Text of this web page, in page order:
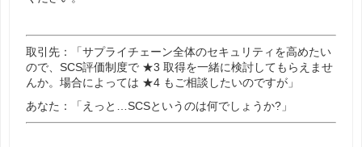
取引先：「サプライチェーン全体のセキュリティを高めたい
ので、SCS評価制度で ★3 取得を一緒に検討してもらえませ
んか。場合によっては ★4 もご相談したいのですが」
あなた：「えっと…SCSというのは何でしょうか?」